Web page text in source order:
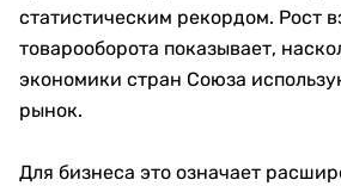
статистическим рекордом. Рост
товарооборота показывает,
экономики стран Союза
рынок.
Для бизнеса это означает